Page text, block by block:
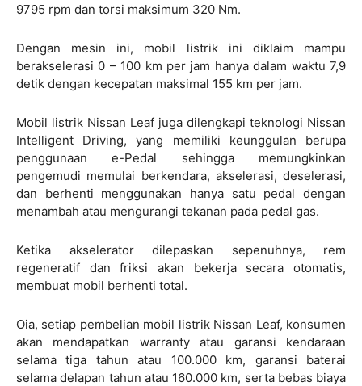
9795 rpm dan torsi maksimum 320 Nm.
Dengan mesin ini, mobil listrik ini diklaim mampu
berakselerasi 0 – 100 km per jam hanya dalam waktu 7,9
detik dengan kecepatan maksimal 155 km per jam.
Mobil listrik Nissan Leaf juga dilengkapi teknologi Nissan
Intelligent Driving, yang memiliki keunggulan berupa
penggunaan e-Pedal sehingga memungkinkan
pengemudi memulai berkendara, akselerasi, deselerasi,
dan berhenti menggunakan hanya satu pedal dengan
menambah atau mengurangi tekanan pada pedal gas.
Ketika akselerator dilepaskan sepenuhnya, rem
regeneratif dan friksi akan bekerja secara otomatis,
membuat mobil berhenti total.
Oia, setiap pembelian mobil listrik Nissan Leaf, konsumen
akan mendapatkan warranty atau garansi kendaraan
selama tiga tahun atau 100.000 km, garansi baterai
selama delapan tahun atau 160.000 km, serta bebas biaya